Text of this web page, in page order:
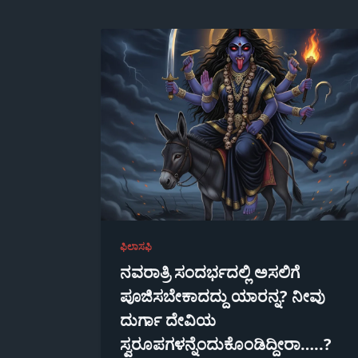
ಫಿಲಾಸಫಿ
ನವರಾತ್ರಿ ಸಂದರ್ಭದಲ್ಲಿ ಅಸಲಿಗೆ
ಪೂಜಿಸಬೇಕಾದದ್ದು ಯಾರನ್ನ? ನೀವು
ದುರ್ಗಾ ದೇವಿಯ
ಸ್ವರೂಪಗಳನ್ನೆಂದುಕೊಂಡಿದ್ದೀರಾ…..?